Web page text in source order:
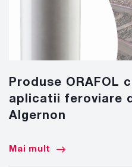
Produse ORAFOL
aplicatii feroviare
Algernon
Mai mult